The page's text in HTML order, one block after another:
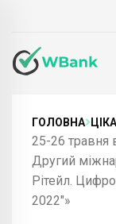
ГОЛОВНА
25-26 травня
Другий
Рітейл.
2022"»